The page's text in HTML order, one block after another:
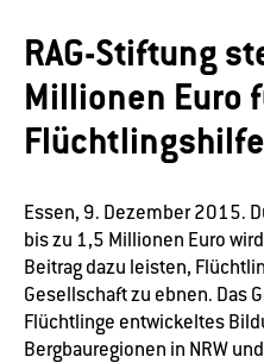
RAG-Stiftung
Millionen Euro
Essen, 9. Dezember 2015.
bis zu 1,5 Millionen Euro
Beitrag dazu leisten,
Gesellschaft zu ebnen. Das
Flüchtlinge entwickeltes
Bergbauregionen in NRW